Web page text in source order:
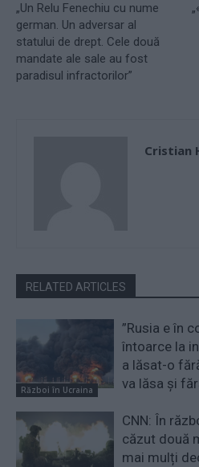
„Un Relu Fenechiu cu nume
german. Un adversar al
statului de drept. Cele două
mandate ale sale au fost
paradisul infractorilor”
Cristian
RELATED ARTICLES
Război în Ucraina
”Rusia e în
întoarce la
a lăsat-o
va lăsa și
CNN: În
căzut două
mai mulți